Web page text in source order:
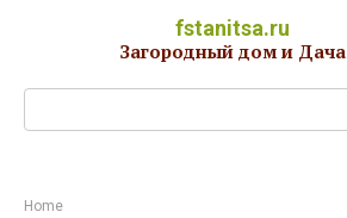
fstanitsa.ru
Загородный дом и Дача
Home